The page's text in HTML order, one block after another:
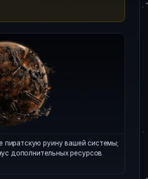
пиратскую руину вашей системы;
дополнительных ресурсов